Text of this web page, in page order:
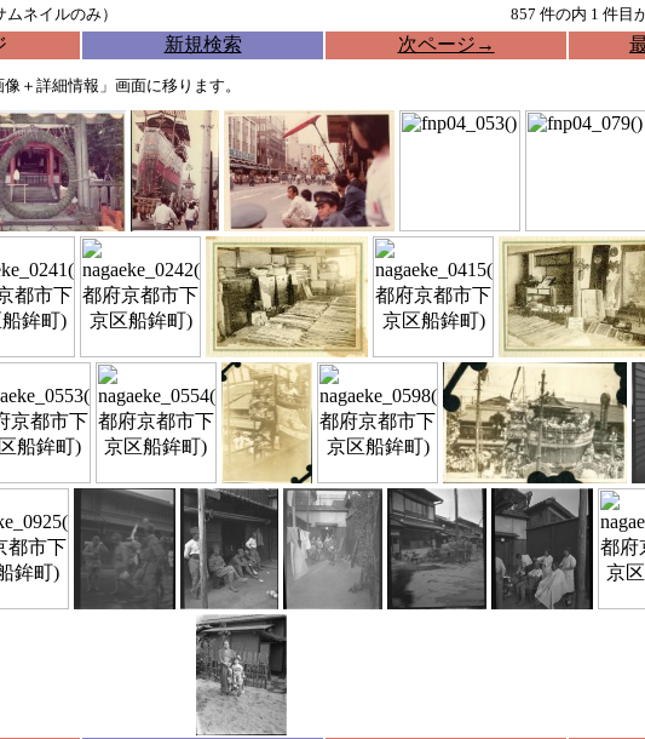
ムネイルのみ） 857 件の内 1 件目
新規検索 次ページ →
＋詳細情報」画面に移ります。